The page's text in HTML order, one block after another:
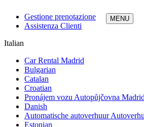
Gestione prenotazione
Assistenza Clienti
Italian
Car Rental Madrid
Bulgarian
Catalan
Croatian
Pronájem vozu Autopůjčovna Madrid
Danish
Automatische autoverhuur
Estonian